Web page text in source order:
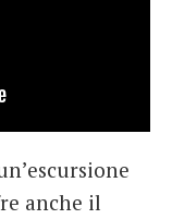
anche il